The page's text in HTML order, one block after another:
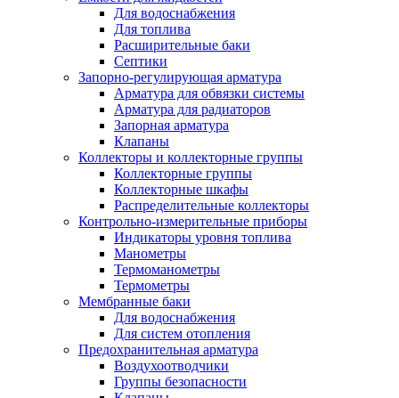
Для водоснабжения
Для топлива
Расширительные баки
Септики
Запорно-регулирующая арматура
Арматура для обвязки системы
Арматура для радиаторов
Запорная арматура
Клапаны
Коллекторы и коллекторные группы
Коллекторные группы
Коллекторные шкафы
Распределительные коллекторы
Контрольно-измерительные приборы
Индикаторы уровня топлива
Манометры
Термоманометры
Термометры
Мембранные баки
Для водоснабжения
Для систем отопления
Предохранительная арматура
Воздухоотводчики
Группы безопасности